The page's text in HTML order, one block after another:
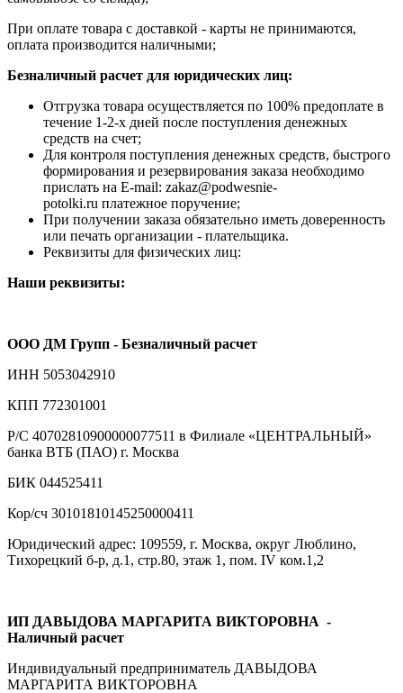
При оплате товара с доставкой - карты не принимаются,
оплата производится наличными;
Безналичный расчет для юридических лиц:
Отгрузка товара осуществляется по 100% предоплате в
течение 1-2-х дней после поступления денежных
средств на счет;
Для контроля поступления денежных средств, быстрого
формирования и резервирования заказа необходимо
прислать на E-mail: zakaz@podwesnie-
potolki.ru платежное поручение;
При получении заказа обязательно иметь доверенность
или печать организации - плательщика.
Реквизиты для физических лиц:
Наши реквизиты:
ООО ДМ Групп - Безналичный расчет
ИНН 5053042910
КПП 772301001
Р/С 40702810900000077511 в Филиале «ЦЕНТРАЛЬНЫЙ»
банка ВТБ (ПАО) г. Москва
БИК 044525411
Кор/сч 30101810145250000411
Юридический адрес: 109559, г. Москва, округ Люблино,
Тихорецкий б-р, д.1, стр.80, этаж 1, пом. IV ком.1,2
ИП ДАВЫДОВА МАРГАРИТА ВИКТОРОВНА -
Наличный расчет
Индивидуальный предприниматель ДАВЫДОВА
МАРГАРИТА ВИКТОРОВНА